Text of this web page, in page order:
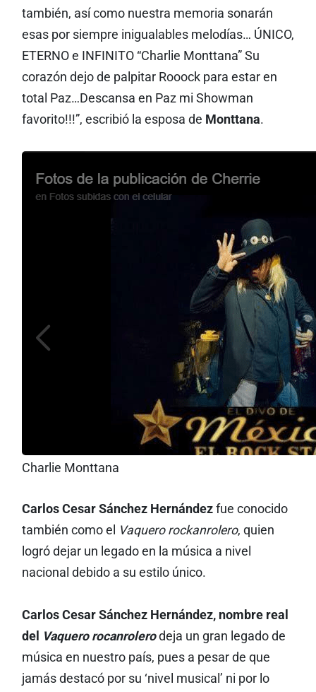
también, así como nuestra memoria sonarán
esas por siempre inigualables melodías… ÚNICO,
ETERNO e INFINITO “Charlie Monttana” Su
corazón dejo de palpitar Rooock para estar en
total Paz…Descansa en Paz mi Showman
favorito!!!”, escribió la esposa de Monttana.
Charlie Monttana
Carlos Cesar Sánchez Hernándezfue conocido
también como el Vaquero rockanrolero, quien
logró dejar un legado en la música a nivel
nacional debido a su estilo único.
Carlos Cesar Sánchez Hernández, nombre real
del Vaquero rocanrolerodeja un gran legado de
música en nuestro país, pues a pesar de que
jamás destacó por su ‘nivel musical’ ni por lo